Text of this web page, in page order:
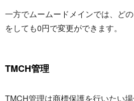
一方でムームードメインでは、ど
をしても0円で変更ができます。
TMCH管理
TMCH管理は商標保護を行いたい